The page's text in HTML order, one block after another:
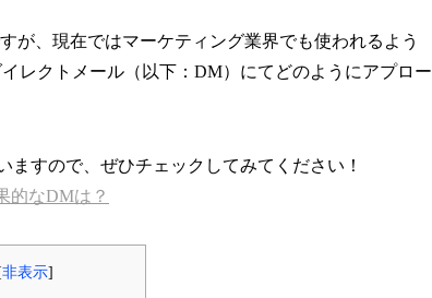
が、現在ではマーケティング業界でも使われるよう
レクトメール（以下：DM）にてどのようにアプロー
すので、ぜひチェックしてみてください！
的なDMは？
[非表示]